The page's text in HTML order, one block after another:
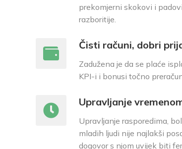
prekomjerni skokovi i
razboritije.
Čisti računi, dobri
Zadužena je da se plaće
KPI-i i bonusi točno
Upravljanje
Upravljanje rasporedima,
mladih ljudi nije najlakši
dogovor s njom uvijek biti